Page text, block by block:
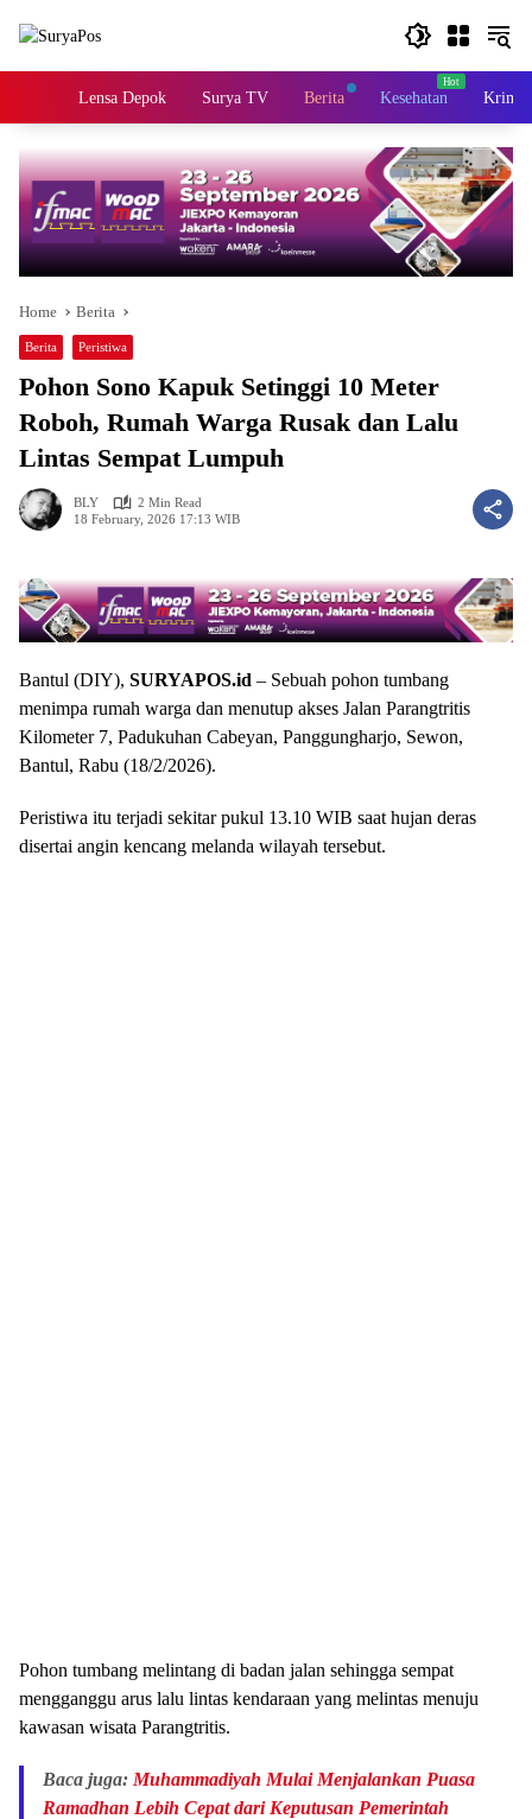
HomeLensa Depok Surya TV Berita Kesehatan
Home Berita
Berita Peristiwa
Pohon Sono Kapuk Setinggi 10 Meter
Roboh, Rumah Warga Rusak dan Lalu
Lintas Sempat Lumpuh
BLY
2 Min Read
18 February, 2026 17:13 WIB
Bantul (DIY), SURYAPOS.id – Sebuah pohon tumbang
menimpa rumah warga dan menutup akses Jalan Parangtritis
Kilometer 7, Padukuhan Cabeyan, Panggungharjo, Sewon,
Bantul, Rabu (18/2/2026).
Peristiwa itu terjadi sekitar pukul 13.10 WIB saat hujan deras
disertai angin kencang melanda wilayah tersebut.
Pohon tumbang melintang di badan jalan sehingga sempat
mengganggu arus lalu lintas kendaraan yang melintas menuju
kawasan wisata Parangtritis.
Baca juga: Muhammadiyah Mulai Menjalankan Puasa
Ramadhan Lebih Cepat dari Keputusan Pemerintah